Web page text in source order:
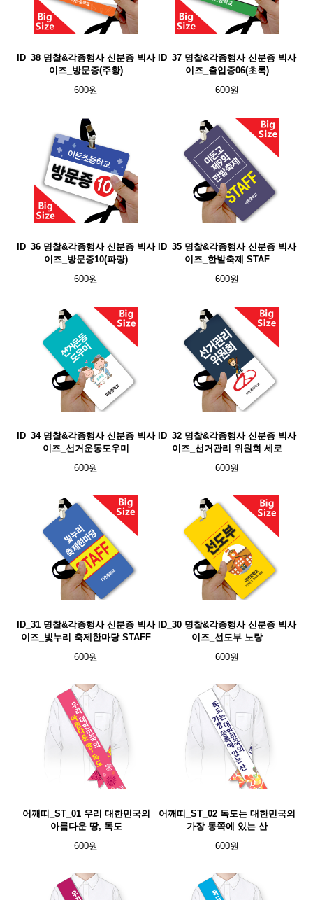
ID_38 명찰&각종행사 신분증 빅사
이즈_방문증(주황)
600원
ID_37 명찰&각종행사 신분증 빅사
이즈_출입증06(초록)
600원
ID_36 명찰&각종행사 신분증 빅사
이즈_방문증10(파랑)
600원
ID_35 명찰&각종행사 신분증 빅사
이즈_한밭축제 STAF
600원
ID_34 명찰&각종행사 신분증 빅사
이즈_선거운동도우미
600원
ID_32 명찰&각종행사 신분증 빅사
이즈_선거관리 위원회 세로
600원
ID_31 명찰&각종행사 신분증 빅사
이즈_빛누리 축제한마당 STAFF
600원
ID_30 명찰&각종행사 신분증 빅사
이즈_선도부 노랑
600원
어깨띠_ST_01 우리 대한민국의
아름다운 땅, 독도
600원
어깨띠_ST_02 독도는 대한민국의
가장 동쪽에 있는 산
600원